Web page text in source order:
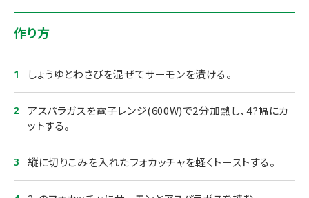
作り方
しょうゆとわさびを混ぜてサーモンを漬ける。
アスパラガスを電子レンジ(600W)で2分加熱し、4?幅にカ
ットする。
縦に切りこみを入れたフォカッチャを軽くトーストする。